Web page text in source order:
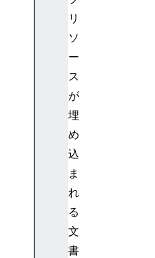
リ
ソ
ー
ス
が
埋
め
込
ま
れ
る
文
書